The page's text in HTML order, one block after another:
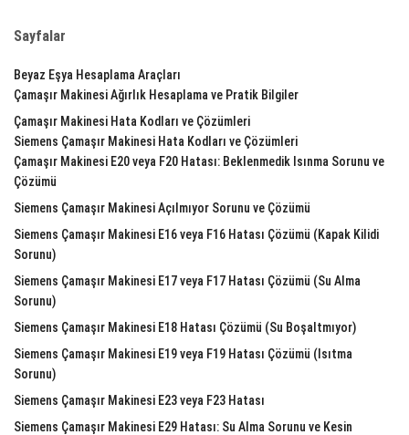
Sayfalar
Beyaz Eşya Hesaplama Araçları
Çamaşır Makinesi Ağırlık Hesaplama ve Pratik Bilgiler
Çamaşır Makinesi Hata Kodları ve Çözümleri
Siemens Çamaşır Makinesi Hata Kodları ve Çözümleri
Çamaşır Makinesi E20 veya F20 Hatası: Beklenmedik Isınma Sorunu ve
Çözümü
Siemens Çamaşır Makinesi Açılmıyor Sorunu ve Çözümü
Siemens Çamaşır Makinesi E16 veya F16 Hatası Çözümü (Kapak Kilidi
Sorunu)
Siemens Çamaşır Makinesi E17 veya F17 Hatası Çözümü (Su Alma
Sorunu)
Siemens Çamaşır Makinesi E18 Hatası Çözümü (Su Boşaltmıyor)
Siemens Çamaşır Makinesi E19 veya F19 Hatası Çözümü (Isıtma
Sorunu)
Siemens Çamaşır Makinesi E23 veya F23 Hatası
Siemens Çamaşır Makinesi E29 Hatası: Su Alma Sorunu ve Kesin